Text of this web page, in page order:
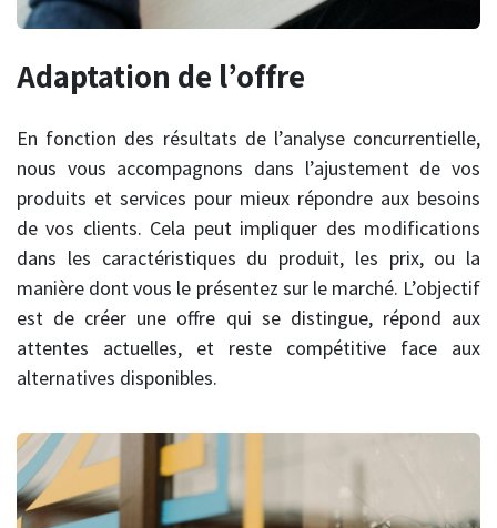
Adaptation de l’offre
En fonction des résultats de l’analyse concurrentielle,
nous vous accompagnons dans l’ajustement de vos
produits et services pour mieux répondre aux besoins
de vos clients. Cela peut impliquer des modifications
dans les caractéristiques du produit, les prix, ou la
manière dont vous le présentez sur le marché. L’objectif
est de créer une offre qui se distingue, répond aux
attentes actuelles, et reste compétitive face aux
alternatives disponibles.